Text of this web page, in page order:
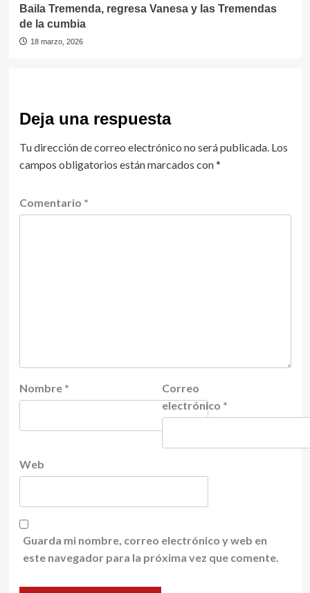
Baila Tremenda, regresa Vanesa y las Tremendas
de la cumbia
18 marzo, 2026
Deja una respuesta
Tu dirección de correo electrónico no será publicada. Los
campos obligatorios están marcados con*
Comentario *
Nombre *
Correo
electrónico *
Web
Guarda mi nombre, correo electrónico y web en
este navegador para la próxima vez que comente.